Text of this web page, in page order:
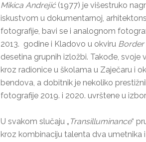
Mikica Andrejić(1977) je višestruko
iskustvom u dokumentarnoj,
fotografije, bavi se i analognom
2013. godine i Kladovo u okviru Border
desetina grupnih izložbi. Takođe,
kroz radionice u školama u Zaječaru i
bendova, a dobitnik je nekoliko
fotografije 2019. i 2020. uvrštene u
U svakom slučaju „ Transilluminance“
kroz kombinaciju talenta dva umetnika